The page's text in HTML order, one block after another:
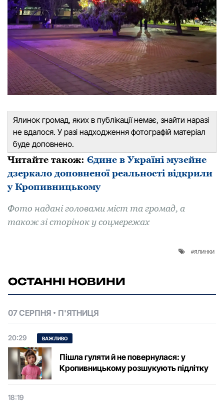
Ялинок громад, яких в публікації немає, знайти наразі
не вдалося. У разі надходження фотографій матеріал
буде доповнено.
Читайте також: Єдине в Україні музейне
дзеркало доповненої реальності відкрили
у Кропивницькому
Фото надані головами міст та громад, а
також зі сторінок у соцмережах
ялинки
ОСТАННІ НОВИНИ
07 СЕРПНЯ П'ЯТНИЦЯ
20:29 ВАЖЛИВО
Пішла гуляти й не повернулася: у
Кропивницькому розшукують підлітку
18:19